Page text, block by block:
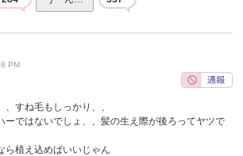
PM
、すね毛もしっかり、、
ーではないでしょ、、髪の生え際が後ろってヤツで
ら植え込めばいいじゃん